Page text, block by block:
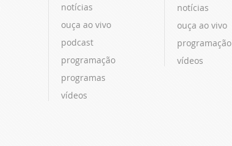
notícias
ouça ao vivo
podcast
programação
programas
vídeos
notícias
ouça ao vivo
programação
vídeos